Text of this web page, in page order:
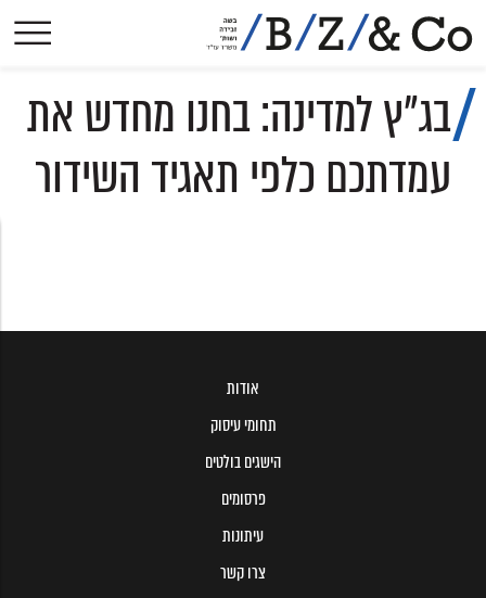
תחומי עיסוק
הישגים בולטים
פסקי-דין
צרו קשר
בג"ץ למדינה: בחנו מחדש את
עמדתכם כלפי תאגיד השידור
אודות
תחומי עיסוק
הישגים בולטים
פרסומים
עיתונות
צרו קשר